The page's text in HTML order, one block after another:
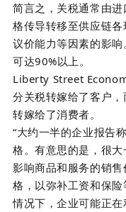
简言之，关税通常由进
格传导转移至供应链
议价能力等因素的影响
可达90%以上。
Liberty Street
分关税转嫁给了客户
转嫁给了消费者。
“大约一半的企业报告
格。有意思的是，很
影响商品和服务的销
格，以弥补工资和保
情况下，企业可能正